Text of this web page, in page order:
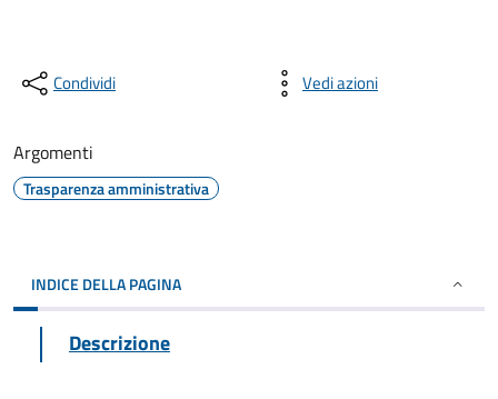
Condividi Vedi azioni
Argomenti
Trasparenza amministrativa
INDICE DELLA PAGINA
Descrizione